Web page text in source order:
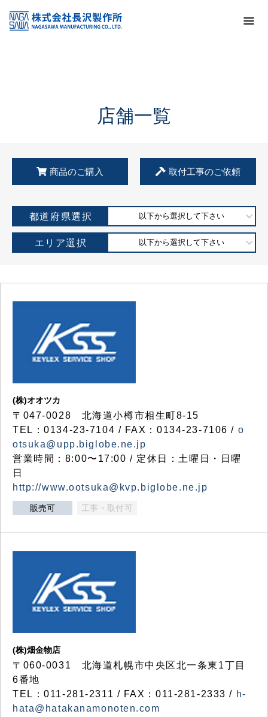
KSS加盟店・取扱店情報
店舗一覧
店舗一覧
商品のご購入 取付工事のご依頼
都道府県選択 以下から選択して下さい
エリア選択 以下から選択して下さい
(株)オオツカ
〒047-0028 北海道小樽市相生町8-15
TEL：0134-23-7104 / FAX：0134-23-7106 / o
otsuka@upp.biglobe.ne.jp
営業時間：8:00〜17:00 / 定休日：土曜日・日曜
日
http://www.ootsuka@kvp.biglobe.ne.jp
販売可 工事・取付可
(株)畑金物店
〒060-0031 北海道札幌市中央区北一条東1丁目
6番地
TEL：011-281-2311 / FAX：011-281-2333 / h-
hata@hatakanamonoten.com